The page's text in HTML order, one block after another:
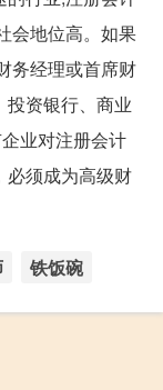
会地位高。如果
务经理或首席财
资银行、商业
业对注册会计
必须成为高级财
铁饭碗